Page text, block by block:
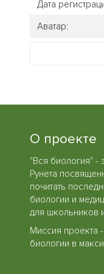
Дата
Аватар:
О проекте
"Вся биология" -
Рунета
почитать
биологии и
для школьников
Миссия проекта
биологии в